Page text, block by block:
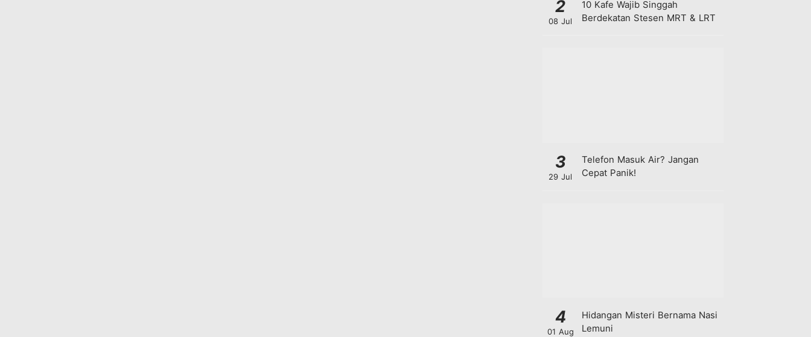
2
08 Jul
10 Kafe Wajib Singgah
Berdekatan Stesen MRT & LRT
3
29 Jul
Telefon Masuk Air? Jangan
Cepat Panik!
4
01 Aug
Hidangan Misteri Bernama Nasi
Lemuni